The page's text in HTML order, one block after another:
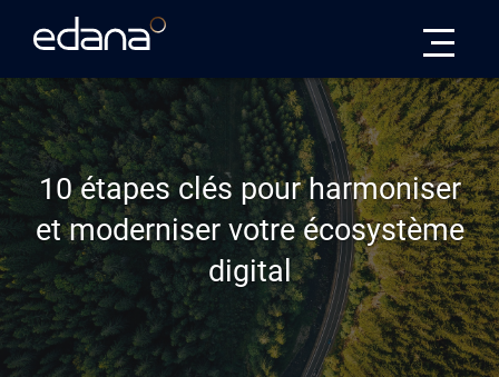
10 étapes clés pour harmoniser
et moderniser votre écosystème
digital